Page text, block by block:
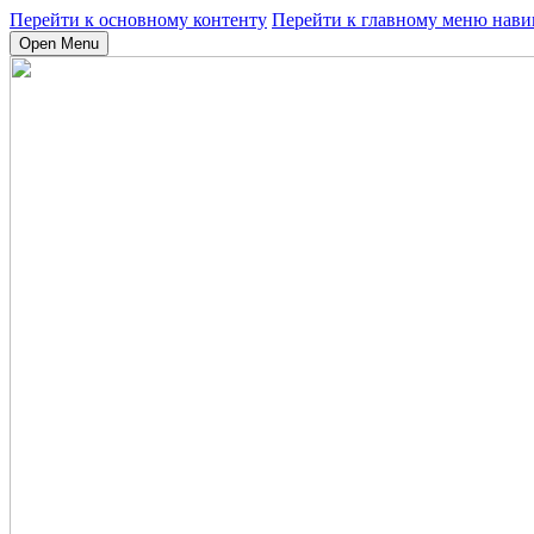
Перейти к основному контенту Перейти к главному меню
Open Menu